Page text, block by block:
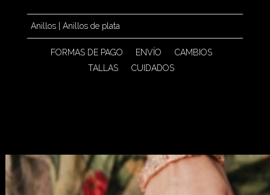
Anillos| Anillos de plata
FORMAS DE PAGO ENVÍO
CAMBIOS
TALLAS
CUIDADOS